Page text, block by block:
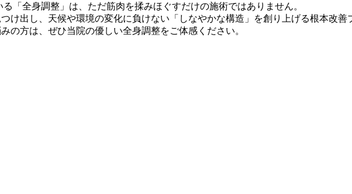
る「全身調整」は、ただ筋肉を揉みほぐすだけの施術ではありません。
け出し、天候や環境の変化に負けない「しなやかな構造」を創り上げる根本改善
の方は、ぜひ当院の優しい全身調整をご体感ください。